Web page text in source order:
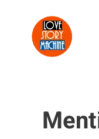
Skip to main content